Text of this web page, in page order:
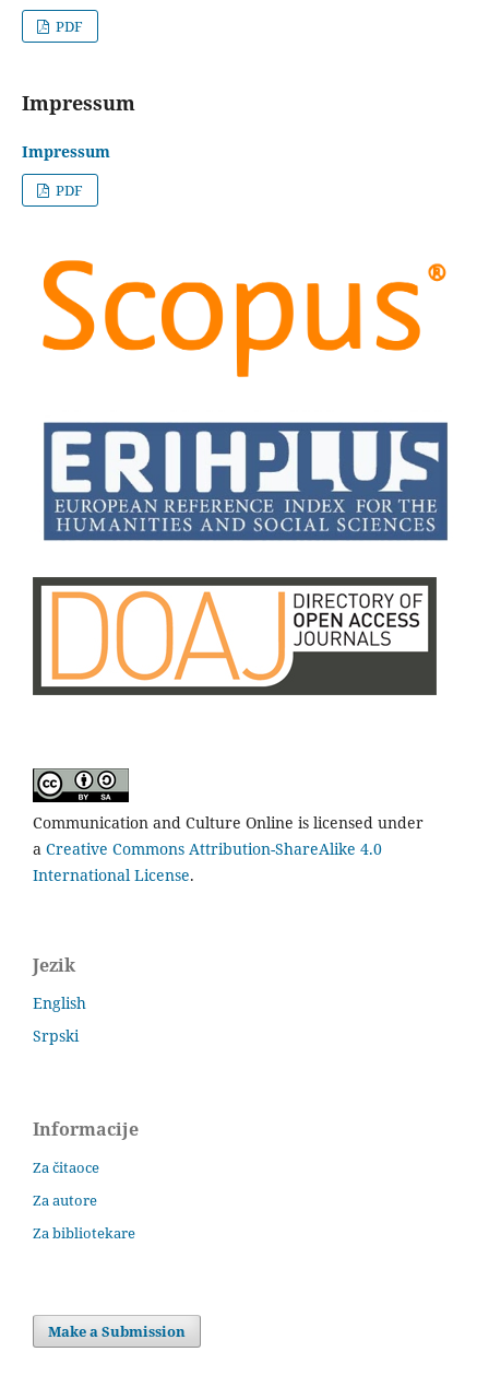
PDF
Impressum
Impressum
PDF
Communication and Culture Online is licensed under
a Creative Commons Attribution-ShareAlike 4.0
International License.
Jezik
English
Srpski
Informacije
Za čitaoce
Za autore
Za bibliotekare
Make a Submission